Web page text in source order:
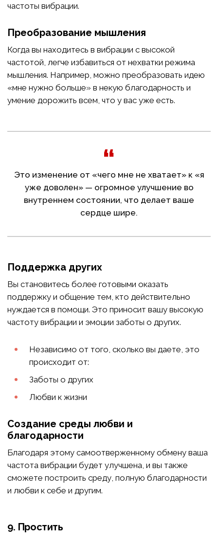
частоты вибрации.
Преобразование мышления
Когда вы находитесь в вибрации с высокой
частотой, легче избавиться от нехватки режима
мышления. Например, можно преобразовать идею
«мне нужно больше» в некую благодарность и
умение дорожить всем, что у вас уже есть.
Это изменение от «чего мне не хватает» к «я
уже доволен» — огромное улучшение во
внутреннем состоянии, что делает ваше
сердце шире.
Поддержка других
Вы становитесь более готовыми оказать
поддержку и общение тем, кто действительно
нуждается в помощи. Это приносит вашу высокую
частоту вибрации и эмоции заботы о других.
Независимо от того, сколько вы даете, это
происходит от:
Заботы о других
Любви к жизни
Создание среды любви и
благодарности
Благодаря этому самоотверженному обмену ваша
частота вибрации будет улучшена, и вы также
сможете построить среду, полную благодарности
и любви к себе и другим.
9. Простить